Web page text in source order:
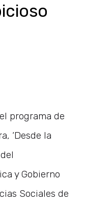
programa de
‘Desde la
y Gobierno
Sociales de